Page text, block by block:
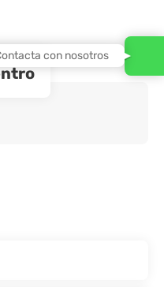
con nosotros